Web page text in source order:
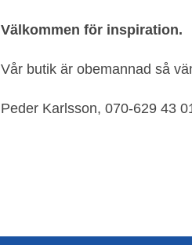
Välkommen för inspiration.
Vår butik är obemannad så
Peder Karlsson, 070-629 43